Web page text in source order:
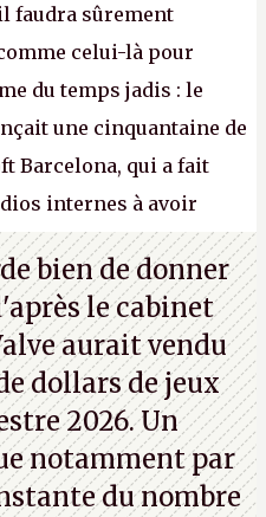
faudra sûrement
celui-là pour
du temps jadis : le
une cinquantaine de
Barcelona, qui a fait
internes à avoir
Creedsous la direction
bien de donner
le cabinet
aurait vendu
dollars de jeux
2026. Un
notamment par
du nombre